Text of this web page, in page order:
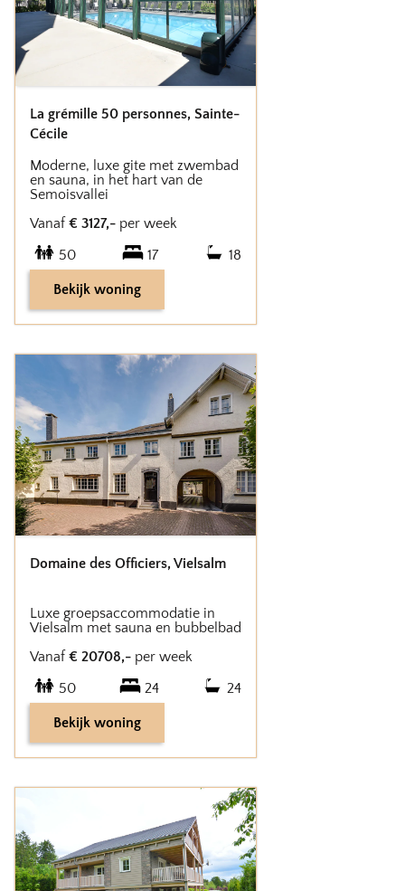
La grémille 50 personnes, Sainte-
Cécile
Moderne, luxe gite met zwembad
en sauna, in het hart van de
Semoisvallei
Vanaf € 3127,- per week
50
17 18
Bekijk woning
Domaine des Officiers, Vielsalm
Luxe groepsaccommodatie in
Vielsalm met sauna en bubbelbad
Vanaf € 20708,- per week
50
24 24
Bekijk woning